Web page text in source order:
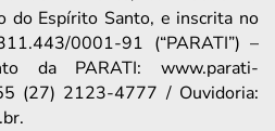
do Espírito Santo, e inscrita no
0001-91 (“PARATI”) –
da PARATI: www.parati-
(27) 2123-4777 / Ouvidoria: